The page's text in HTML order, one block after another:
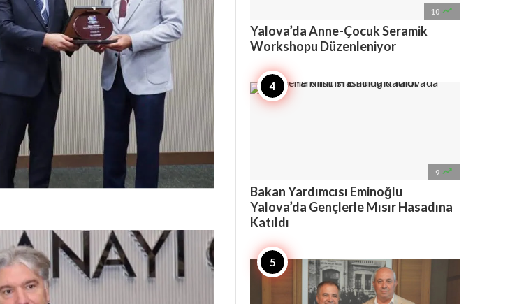
10 
Yalova’da Anne-Çocuk Seramik
Workshopu Düzenleniyor
9 
Bakan Yardımcısı Eminoğlu
Yalova’da Gençlerle Mısır Hasadına
Katıldı